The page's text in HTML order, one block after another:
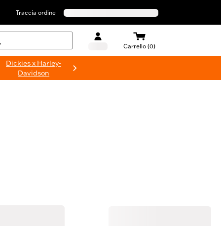
Traccia ordine
Carrello (0)
Dickies x Harley-
Davidson